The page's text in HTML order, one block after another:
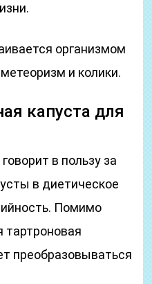
организмом
и колики.
капуста для
в пользу за
в диетическое
Помимо
тартроновая
преобразовываться